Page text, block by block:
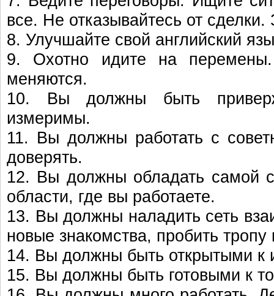
все. Не отказывайтесь от
8. Улучшайте свой английский
9. Охотно идите на
меняются.
10. Вы должны быть
измеримы.
11. Вы должны работать с
доверять.
12. Вы должны обладать самой
области, где вы работаете.
13. Вы должны наладить сеть
новые знакомства, пробить
14. Вы должны быть открытыми к
15. Вы должны быть готовыми к